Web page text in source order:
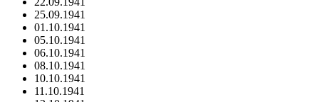
25.09.1941
01.10.1941
05.10.1941
06.10.1941
08.10.1941
10.10.1941
11.10.1941